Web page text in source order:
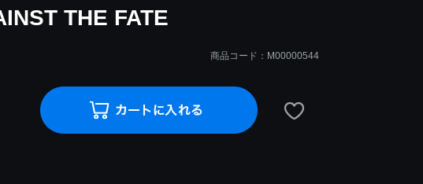
THE FATE
商品コード：M00000544